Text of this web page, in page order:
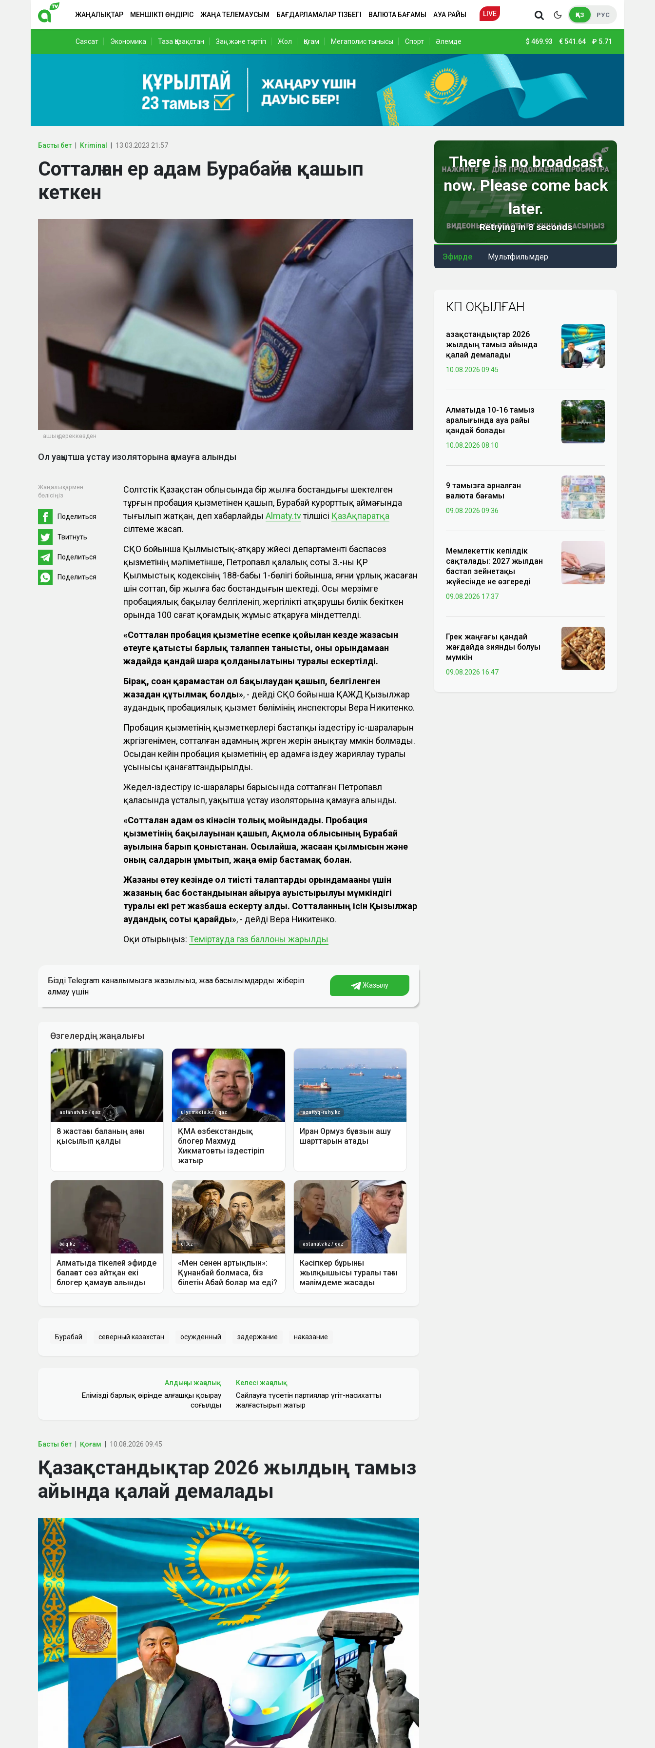
ЖАҢАЛЫҚТАР МЕНШІКТІ ӨНДІРІС ЖАҢА ТЕЛЕМАУСЫМ БАҒДАРЛАМАЛАР ТІЗБЕГІ ВАЛЮТА БАҒАМЫ АУА РАЙЫ LIVE ҚАЗ РУС
Саясат Экономика Таза Қазақстан Заң және тәртіп Жол Қоғам Мегаполис тынысы Спорт Әлемде $ 469.93 € 541.64 ₽ 5.71
Басты бет Kriminal 13.03.2023 21:57
Сотталған ер адам Бурабайға қашып
кеткен
ашық дереккөзден
Ол уақытша ұстау изоляторына қамауға алынды
Жаңалықтармен
бөлісіңіз
Поделиться
Твитнуть
Поделиться
Поделиться
Солтүстік Қазақстан облысында бір жылға бостандығы шектелген
тұрғын пробация қызметінен қашып, Бурабай курорттық аймағында
тығылып жатқан, деп хабарлайдыAlmaty.tvтілшісі ҚазАқпаратқа
сілтеме жасап.
СҚО бойынша Қылмыстық-атқару жүйесі департаменті баспасөз
қызметінің мәліметінше, Петропавл қалалық соты З.-ны ҚР
Қылмыстық кодексінің 188-бабы 1-бөлігі бойынша, яғни ұрлық жасаған
үшін соттап, бір жылға бас бостандығын шектеді. Осы мерзімге
пробациялық бақылау белгіленіп, жергілікті атқарушы билік бекіткен
орында 100 сағат қоғамдық жұмыс атқаруға міндеттелді.
«Сотталған пробация қызметіне есепке қойылған кезде жазасын
өтеуге қатысты барлық талаппен танысты, оны орындамаған
жағдайда қандай шара қолданылатыны туралы ескертілді.
Бірақ, соған қарамастан ол бақылаудан қашып, белгіленген
жазадан құтылмақ болды», - дейді СҚО бойынша ҚАЖД Қызылжар
аудандық пробациялық қызмет бөлімінің инспекторы Вера Никитенко.
Пробация қызметінің қызметкерлері бастапқы іздестіру іс-шараларын
жүргізгенімен, сотталған адамның жүрген жерін анықтау мүмкін болмады.
Осыдан кейін пробация қызметінің ер адамға іздеу жариялау туралы
ұсынысы қанағаттандырылды.
Жедел-іздестіру іс-шаралары барысында сотталған Петропавл
қаласында ұсталып, уақытша ұстау изоляторына қамауға алынды.
«Сотталған адам өз кінәсін толық мойындады. Пробация
қызметінің бақылауынан қашып, Ақмола облысының Бурабай
ауылына барып қоныстанған. Осылайша, жасаған қылмысын және
оның салдарын ұмытып, жаңа өмір бастамақ болған.
Жазаны өтеу кезінде ол тиісті талаптарды орындамағаны үшін
жазаның бас бостандығынан айыруға ауыстырылуы мүмкіндігі
туралы екі рет жазбаша ескерту алды. Сотталғанның ісін Қызылжар
аудандық соты қарайды», - дейді Вера Никитенко.
Оқи отырыңыз: Теміртауда газ баллоны жарылды
Біздің Telegram каналымызға жазылыңыз, жаңа басылымдарды жіберіп
алмау үшін
Жазылу
Бурабай северный казахстан осужденный задержание наказание
Алдыңғы жаңалық
Еліміздің барлық өңірінде алғашқы қоңырау
соғылды
Келесі жаңалық
Сайлауға түсетін партиялар үгіт-насихатты
жалғастырып жатыр
Басты бет Қоғам 10.08.2026 09:45
Қазақстандықтар 2026 жылдың тамыз
айында қалай демалады
Эфирде Мультфильмдер
КӨП ОҚЫЛҒАН
Қазақстандықтар 2026
жылдың тамыз айында
қалай демалады
10.08.2026 09:45
Алматыда 10-16 тамыз
аралығында ауа райы
қандай болады
10.08.2026 08:10
9 тамызға арналған
валюта бағамы
09.08.2026 09:36
Мемлекеттік кепілдік
сақталады: 2027 жылдан
бастап зейнетақы
жүйесінде не өзгереді
09.08.2026 17:37
Грек жаңғағы қандай
жағдайда зиянды болуы
мүмкін
09.08.2026 16:47